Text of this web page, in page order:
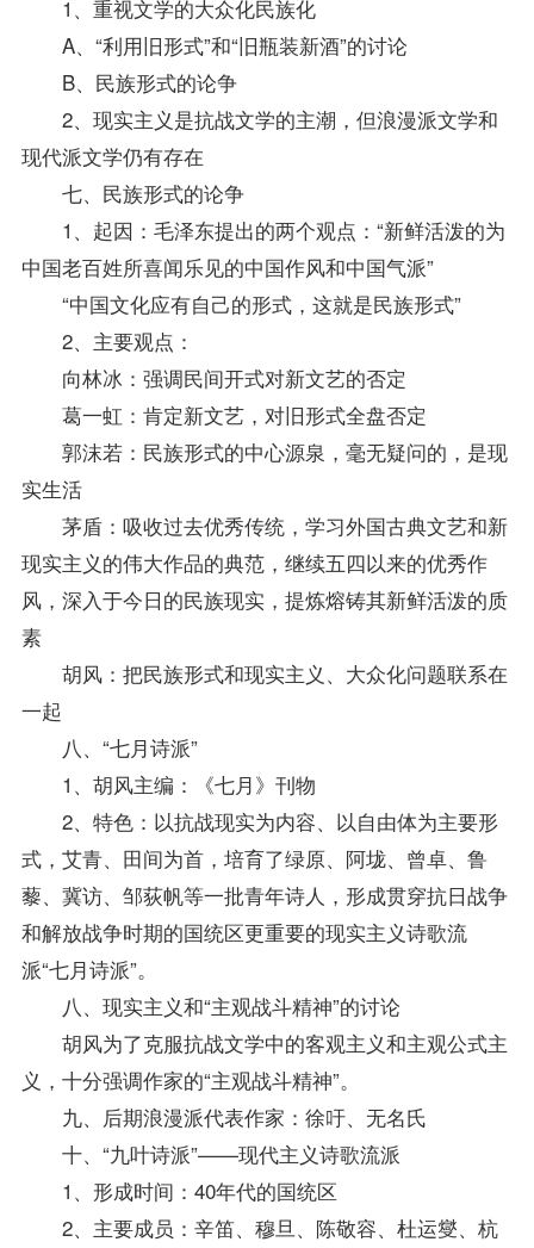
1、重视文学的大众化民族化
A、“利用旧形式”和“旧瓶装新酒”的讨论
B、民族形式的论争
2、现实主义是抗战文学的主潮，但浪漫派文学和
现代派文学仍有存在
七、民族形式的论争
1、起因：毛泽东提出的两个观点：“新鲜活泼的为
中国老百姓所喜闻乐见的中国作风和中国气派”
“中国文化应有自己的形式，这就是民族形式”
2、主要观点：
向林冰：强调民间开式对新文艺的否定
葛一虹：肯定新文艺，对旧形式全盘否定
郭沫若：民族形式的中心源泉，毫无疑问的，是现
实生活
茅盾：吸收过去优秀传统，学习外国古典文艺和新
现实主义的伟大作品的典范，继续五四以来的优秀作
风，深入于今日的民族现实，提炼熔铸其新鲜活泼的质
素
胡风：把民族形式和现实主义、大众化问题联系在
一起
八、“七月诗派”
1、胡风主编：《七月》刊物
2、特色：以抗战现实为内容、以自由体为主要形
式，艾青、田间为首，培育了绿原、阿垅、曾卓、鲁
藜、冀访、邹荻帆等一批青年诗人，形成贯穿抗日战争
和解放战争时期的国统区更重要的现实主义诗歌流
派“七月诗派”。
八、现实主义和“主观战斗精神”的讨论
胡风为了克服抗战文学中的客观主义和主观公式主
义，十分强调作家的“主观战斗精神”。
九、后期浪漫派代表作家：徐吁、无名氏
十、“九叶诗派”——现代主义诗歌流派
1、形成时间：40年代的国统区
2、主要成员：辛笛、穆旦、陈敬容、杜运燮、杭